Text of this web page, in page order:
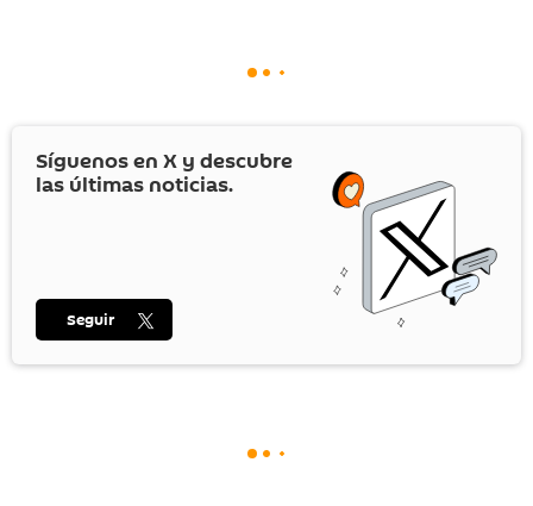
Síguenos en X y descubre
las últimas noticias.
Seguir